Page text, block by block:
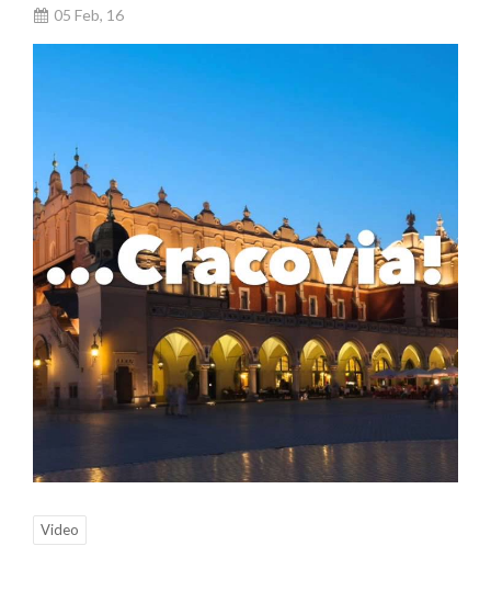
05 Feb, 16
Video